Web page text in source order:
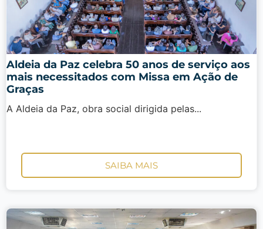
Aldeia da Paz celebra 50 anos de serviço aos
mais necessitados com Missa em Ação de
Graças
A Aldeia da Paz, obra social dirigida pelas...
SAIBA MAIS